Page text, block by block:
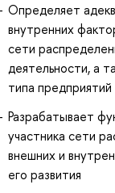
Определяет
внутренних
сети
деятельности, а
типа предприятий
Разрабатывает
участника сети
внешних и
его развития